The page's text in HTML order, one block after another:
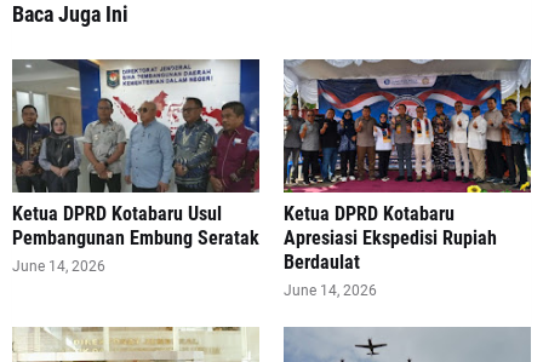
Baca Juga Ini
Ketua DPRD Kotabaru Usul
Pembangunan Embung Seratak
June 14, 2026
Ketua DPRD Kotabaru
Apresiasi Ekspedisi Rupiah
Berdaulat
June 14, 2026